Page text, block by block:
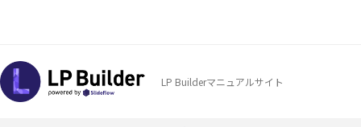
LP Builderマニュアルサイト